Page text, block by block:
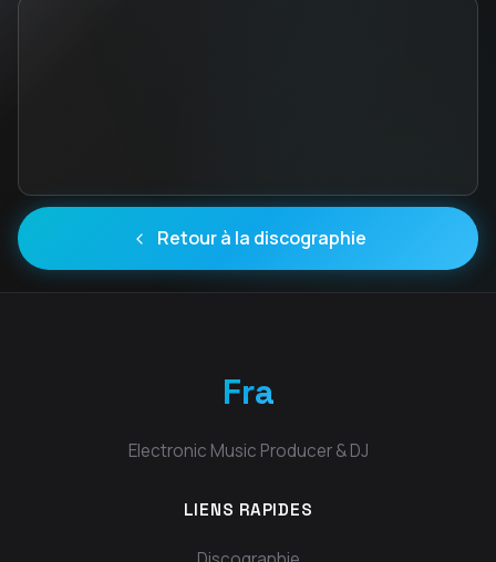
Retour à la discographie
Fra
Electronic Music Producer & DJ
LIENS RAPIDES